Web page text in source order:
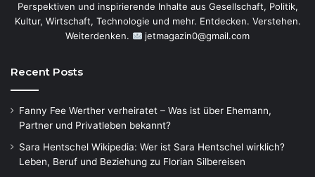
Perspektiven und inspirierende Inhalte aus Gesellschaft, Politik,
Kultur, Wirtschaft, Technologie und mehr. Entdecken. Verstehen.
Weiterdenken.
jetmagazin0@gmail.com
Recent Posts
Fanny Fee Werther verheiratet – Was ist über Ehemann,
Partner und Privatleben bekannt?
Sara Hentschel Wikipedia: Wer ist Sara Hentschel wirklich?
Leben, Beruf und Beziehung zu Florian Silbereisen